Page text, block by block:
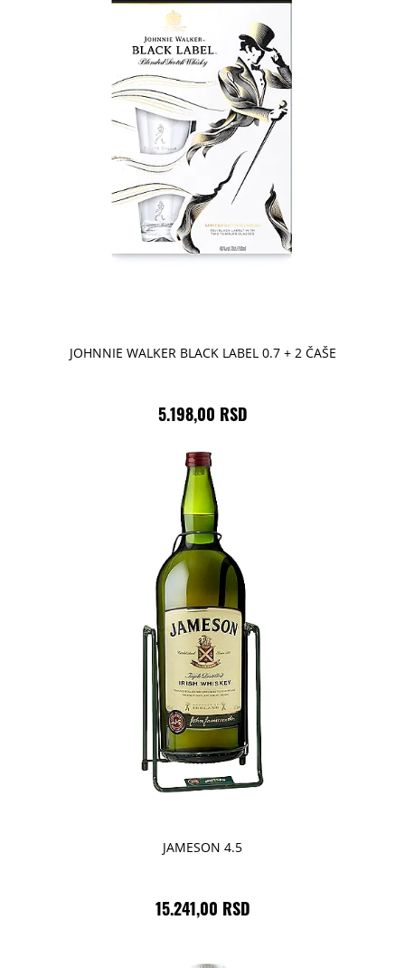
JOHNNIE WALKER BLACK LABEL 0.7 + 2 ČAŠE
5.198,00 RSD
JAMESON 4.5
15.241,00 RSD